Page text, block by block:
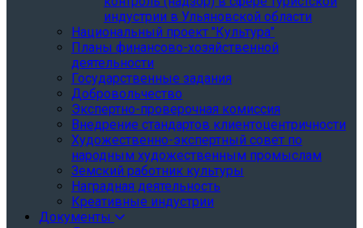
индустрии в Ульяновской области
Национальный проект "Культура"
Планы финансово-хозяйственной
деятельности
Государственные задания
Добровольчество
Экспертно-проверочная комиссия
Внедрение стандартов клиентоцентричности
Художественно-экспертный совет по
народным художественным промыслам
Земский работник культуры
Наградная деятельность
Креативные индустрии
Документы